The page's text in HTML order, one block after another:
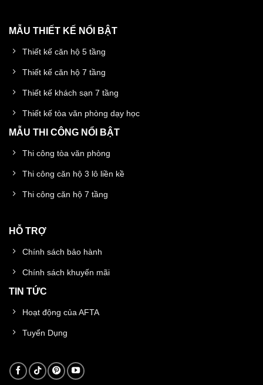
MẪU THIẾT KẾ NỔI BẬT
Thiết kế căn hộ 5 tầng
Thiết kế căn hộ 7 tầng
Thiết kế khách sạn 7 tầng
Thiết kế tòa văn phòng dạy học
MẪU THI CÔNG NỔI BẬT
Thi công tòa văn phòng
Thi công căn hộ 3 lô liền kề
Thi công căn hộ 7 tầng
HỖ TRỢ
Chính sách bảo hành
Chính sách khuyến mãi
TIN TỨC
Hoạt động của AFTA
Tuyển Dụng